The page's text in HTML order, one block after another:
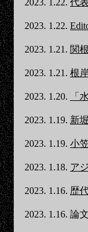
2023. 1.22. 代
2023. 1.22.
2023. 1.21. 関
2023. 1.21. 根
2023. 1.20. 「
2023. 1.19. 新
2023. 1.19. 小
2023. 1.18. ア
2023. 1.16. 歴
2023. 1.16. 論